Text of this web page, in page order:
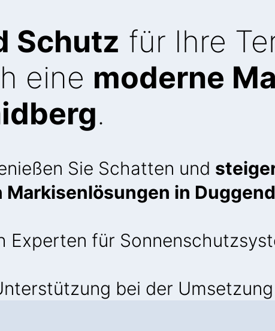
Schutz für Ihre
eine moderne
.
Sie Schatten und
Markisenlösungen in
Experten für
bei der Umsetzung